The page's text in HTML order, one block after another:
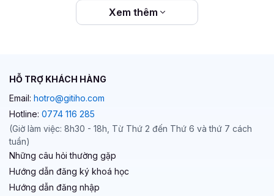
Xem thêm
HỖ TRỢ KHÁCH HÀNG
Email: hotro@gitiho.com
Hotline: 0774 116 285
(Giờ làm việc: 8h30 - 18h, Từ Thứ 2 đến Thứ 6 và thứ 7 cách
tuần)
Những câu hỏi thường gặp
Hướng dẫn đăng ký khoá học
Hướng dẫn đăng nhập